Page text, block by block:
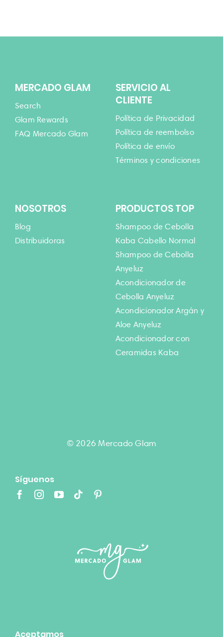
MERCADO GLAM
Search
Glam Rewards
FAQ Mercado Glam
SERVICIO AL
CLIENTE
Política de Privacidad
Política de reembolso
Política de envío
Términos y condiciones
NOSOTROS
Blog
Distribuidoras
PRODUCTOS TOP
Shampoo de Cebolla
Kaba Cabello Normal
Shampoo de Cebolla
Anyeluz
Acondicionador de
Cebolla Anyeluz
Acondicionador Argán y
Aloe Anyeluz
Acondicionador con
Ceramidas Kaba
© 2026 Mercado Glam
Síguenos
Aceptamos